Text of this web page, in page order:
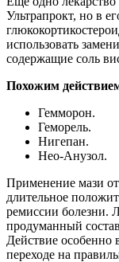
Ультрапрокт, но в
использовать
содержащие соль
Похожим
Гемморон.
Геморель.
Нигепан.
Нео-Анузол.
Применение мази
длительное
ремиссии болезни.
продуманный
Действие особенно
переходе на